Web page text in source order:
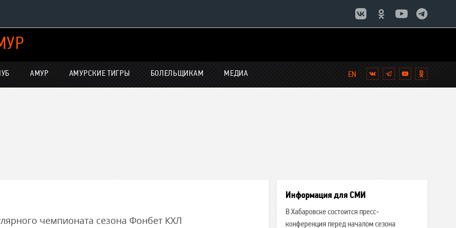
Дивизион Харламова
КХЛ
АМУР АМУРСКИЕ ТИГРЫ БОЛЕЛЬЩИКАМ МЕДИА Вконтакте
Telegram
YouTube
чемпионата сезона Фонбет КХЛ
новостей:
Информация для СМИ
В Хабаровске состоится пресс-
конференция перед началом сезона